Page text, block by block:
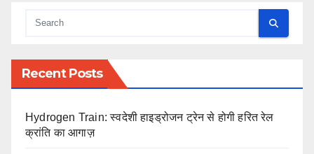
Recent Posts
Hydrogen Train: स्वदेशी हाइड्रोजन ट्रेन से होगी हरित रेल
क्रांति का आगाज़